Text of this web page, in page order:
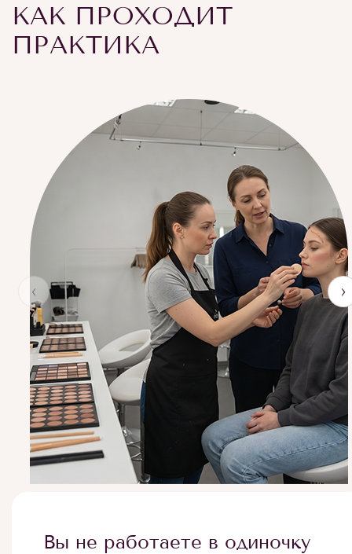
КАК ПРОХОДИТ
ПРАКТИКА
‹ ›
Вы не работаете в одиночку